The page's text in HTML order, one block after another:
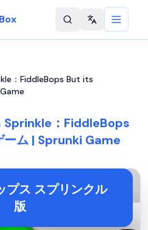
Change
：FiddleBops But its
：FiddleBops
ム | Sprunki Game
プス スプリンクル
版